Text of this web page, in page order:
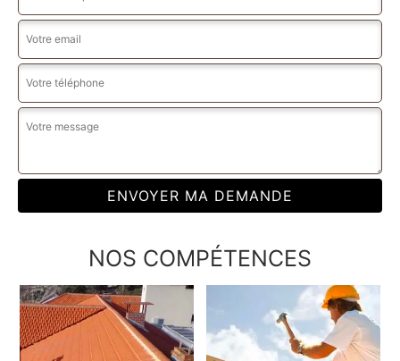
NOS COMPÉTENCES